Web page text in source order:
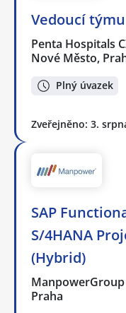
Vedoucí
Penta Hospitals
Nové Město,
Plný úvazek
Zveřejněno: 3.
SAP
S/4HANA
(Hybrid)
Praha